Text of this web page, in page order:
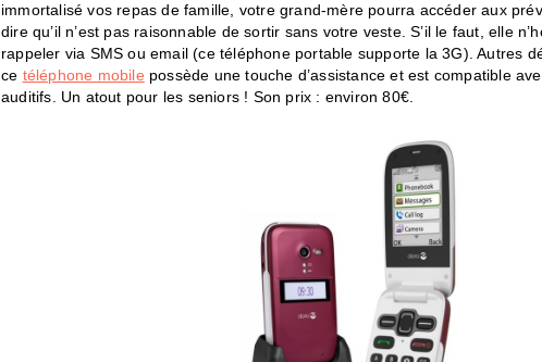
immortalisé vos repas de famille, votre grand-mère pourra accéder aux
dire qu’il n’est pas raisonnable de sortir sans votre veste. S’il le faut, elle
rappeler via SMS ou email (ce téléphone portable supporte la 3G). Autres
ce téléphone mobile possède une touche d’assistance et est compatible
auditifs. Un atout pour les seniors ! Son prix : environ 80€.